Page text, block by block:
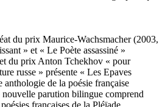
du prix Maurice-Wachsmacher (2003,
» et « Le Poète assassiné »
du prix Anton Tchekhov « pour
russe » présente « Les Epaves
anthologie de la poésie française
nouvelle parution bilingue comprend
françaises de la Pléïade